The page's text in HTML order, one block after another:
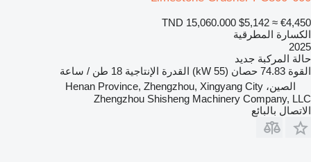
TND 15,060.000 $5,142 ≈ €4,450
الكسارة المطرقية
2025
حالة المركبة جديد
القوة 74.83 حصان (55 kW) القدرة الإنتاجية 18 طن / ساعة
الصين، Henan Province, Zhengzhou, Xingyang City
Zhengzhou Shisheng Machinery Company, LLC
الاتصال بالبائع